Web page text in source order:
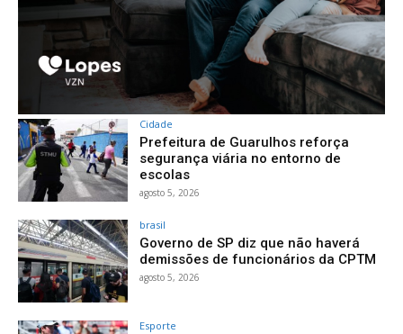
Cidade
Prefeitura de Guarulhos reforça
segurança viária no entorno de
escolas
agosto 5, 2026
brasil
Governo de SP diz que não haverá
demissões de funcionários da CPTM
agosto 5, 2026
Esporte